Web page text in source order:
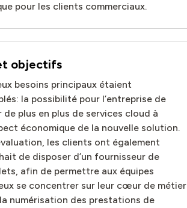
pour les clients commerciaux.
objectifs
besoins principaux étaient
la possibilité pour l’entreprise de
plus en plus de services cloud à
économique de la nouvelle solution.
les clients ont également
de disposer d’un fournisseur de
afin de permettre aux équipes
se concentrer sur leur cœur de métier
numérisation des prestations de